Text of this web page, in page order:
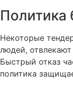
Политика
Некоторые
людей,
Быстрый отказ
политика